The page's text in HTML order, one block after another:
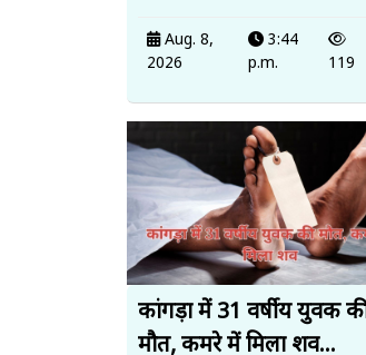
Aug. 8,
2026
3:44
p.m.
119
कांगड़ा में 31 वर्षीय युवक
मौत, कमरे में मिला शव...